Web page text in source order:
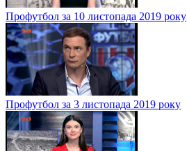
Профутбол за 10 листопада 2019 року
Профутбол за 3 листопада 2019 року